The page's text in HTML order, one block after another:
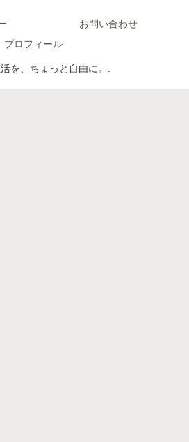
お問い合わせ
プロフィール
を、ちょっと自由に。.